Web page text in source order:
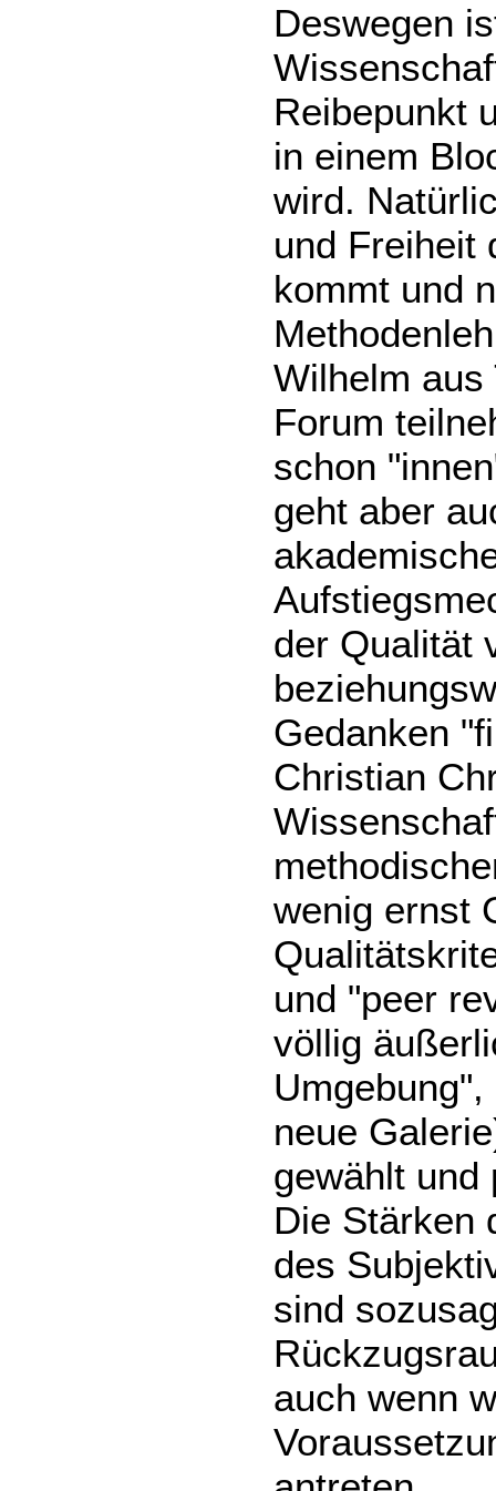
Deswegen
Reibepunkt
in einem
wird.
und Freiheit
kommt und
Wilhelm
Forum
schon
geht aber
der Qualität
Gedanken
Christian
wenig ernst
und "peer
völlig
neue
gewählt und
Die Stärken
des
sind
auch wenn